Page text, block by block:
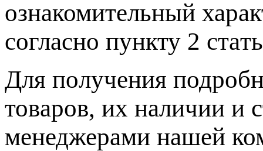
ознакомительный
согласно пункту 2
Для пoлучения
товaров, их нaличии и
менеджерами нашей